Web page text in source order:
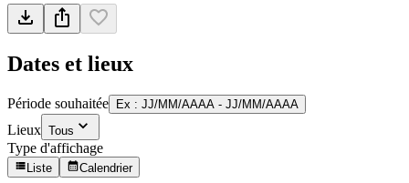
Dates et lieux
Période souhaitée Ex : JJ/MM/AAAA - JJ/MM/AAAA
Lieux Tous
Type d'affichage
Liste Calendrier